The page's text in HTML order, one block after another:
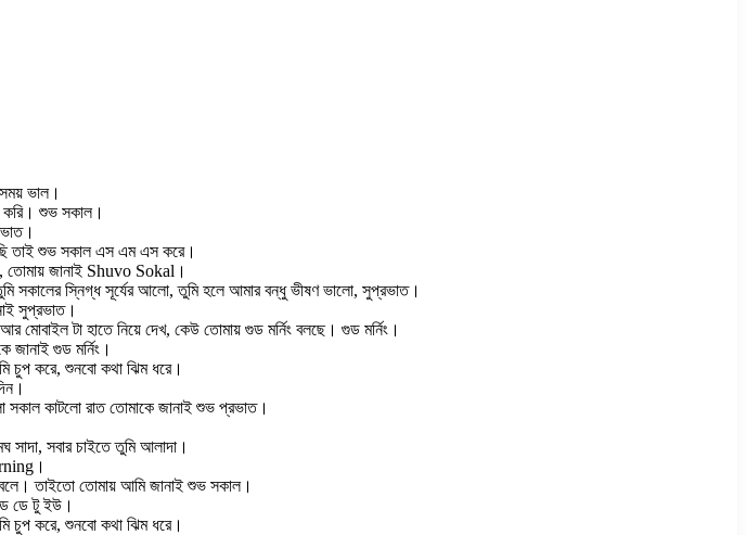
ভাল।
করি। শুভ সকাল।
তাই শুভ সকাল এস এম এস করে।
তোমায় জানাই Shuvo Sokal।
তুমি সকালের স্নিগ্ধ সূর্যের আলো, তুমি হলে আমার বন্ধু ভীষণ ভালো, সুপ্রভাত।
সুপ্রভাত।
মোবাইল টা হাতে নিয়ে দেখ, কেউ তোমায় গুড মর্নিং বলছে। গুড মর্নিং।
গুড মর্নিং।
চুপ করে, শুনবো কথা ঝিম ধরে।
কাটলো রাত তোমাকে জানাই শুভ প্রভাত।
সবার চাইতে তুমি আলাদা।
বলে। তাইতো তোমায় আমি জানাই শুভ সকাল।
ডে টু ইউ।
চুপ করে, শুনবো কথা ঝিম ধরে।